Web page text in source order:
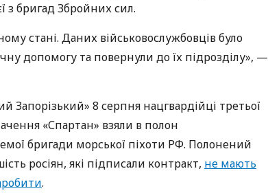
з бригад Збройних сил.
стані. Даних військовослужбовців було
допомогу та повернули до їх підрозділу», —
Запорізький» 8 серпня нацгвардійці третьої
«Спартан» взяли в полон
бригади морської піхоти РФ. Полонений
росіян, які підписали контракт, не мають
.